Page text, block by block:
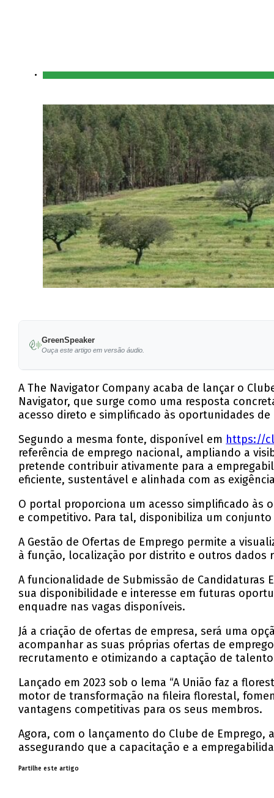
GreenSpeaker
Ouça este artigo em versão áudio.
A The Navigator Company acaba de lançar o
Navigator, que surge como uma resposta
acesso direto e simplificado às oportunidades
Segundo a mesma fonte, disponível em https://
referência de emprego nacional, ampliando a
pretende contribuir ativamente para a
eficiente, sustentável e alinhada com as
O portal proporciona um acesso simplificado às
e competitivo. Para tal, disponibiliza um
A Gestão de Ofertas de Emprego permite a
à função, localização por distrito e outros dados
A funcionalidade de Submissão de
sua disponibilidade e interesse em futuras
enquadre nas vagas disponíveis.
Já a criação de ofertas de empresa, será uma
acompanhar as suas próprias ofertas de
recrutamento e otimizando a captação de
Lançado em 2023 sob o lema “A União faz a
motor de transformação na fileira florestal,
vantagens competitivas para os seus membros.
Agora, com o lançamento do Clube de
assegurando que a capacitação e a
Partilhe este artigo